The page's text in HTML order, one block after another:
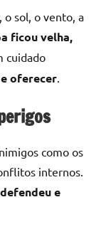
o sol, o vento, a
ficou velha,
cuidado
oferecer.
como os
internos.
e